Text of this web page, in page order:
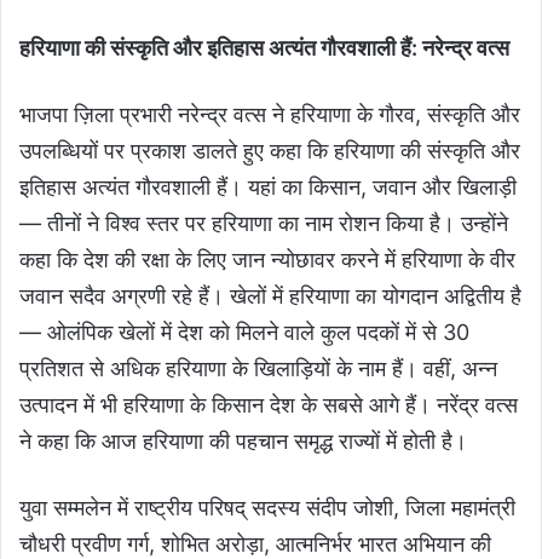
हरियाणा की संस्कृति और इतिहास अत्यंत गौरवशाली हैं: नरेन्द्र वत्स
भाजपा ज़िला प्रभारी नरेन्द्र वत्स ने हरियाणा के गौरव, संस्कृति और
उपलब्धियों पर प्रकाश डालते हुए कहा कि हरियाणा की संस्कृति और
इतिहास अत्यंत गौरवशाली हैं। यहां का किसान, जवान और खिलाड़ी
— तीनों ने विश्व स्तर पर हरियाणा का नाम रोशन किया है। उन्होंने
कहा कि देश की रक्षा के लिए जान न्योछावर करने में हरियाणा के वीर
जवान सदैव अग्रणी रहे हैं। खेलों में हरियाणा का योगदान अद्वितीय है
— ओलंपिक खेलों में देश को मिलने वाले कुल पदकों में से 30
प्रतिशत से अधिक हरियाणा के खिलाड़ियों के नाम हैं। वहीं, अन्न
उत्पादन में भी हरियाणा के किसान देश के सबसे आगे हैं। नरेंद्र वत्स
ने कहा कि आज हरियाणा की पहचान समृद्ध राज्यों में होती है।
युवा सम्मलेन में राष्ट्रीय परिषद् सदस्य संदीप जोशी, जिला महामंत्री
चौधरी प्रवीण गर्ग, शोभित अरोड़ा, आत्मनिर्भर भारत अभियान की